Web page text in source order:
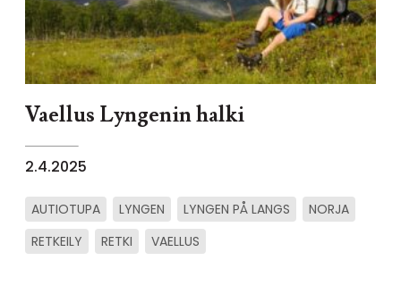
Vaellus Lyngenin halki
2.4.2025
AUTIOTUPA LYNGEN LYNGEN PÅ LANGS
NORJA
RETKEILY
RETKI VAELLUS